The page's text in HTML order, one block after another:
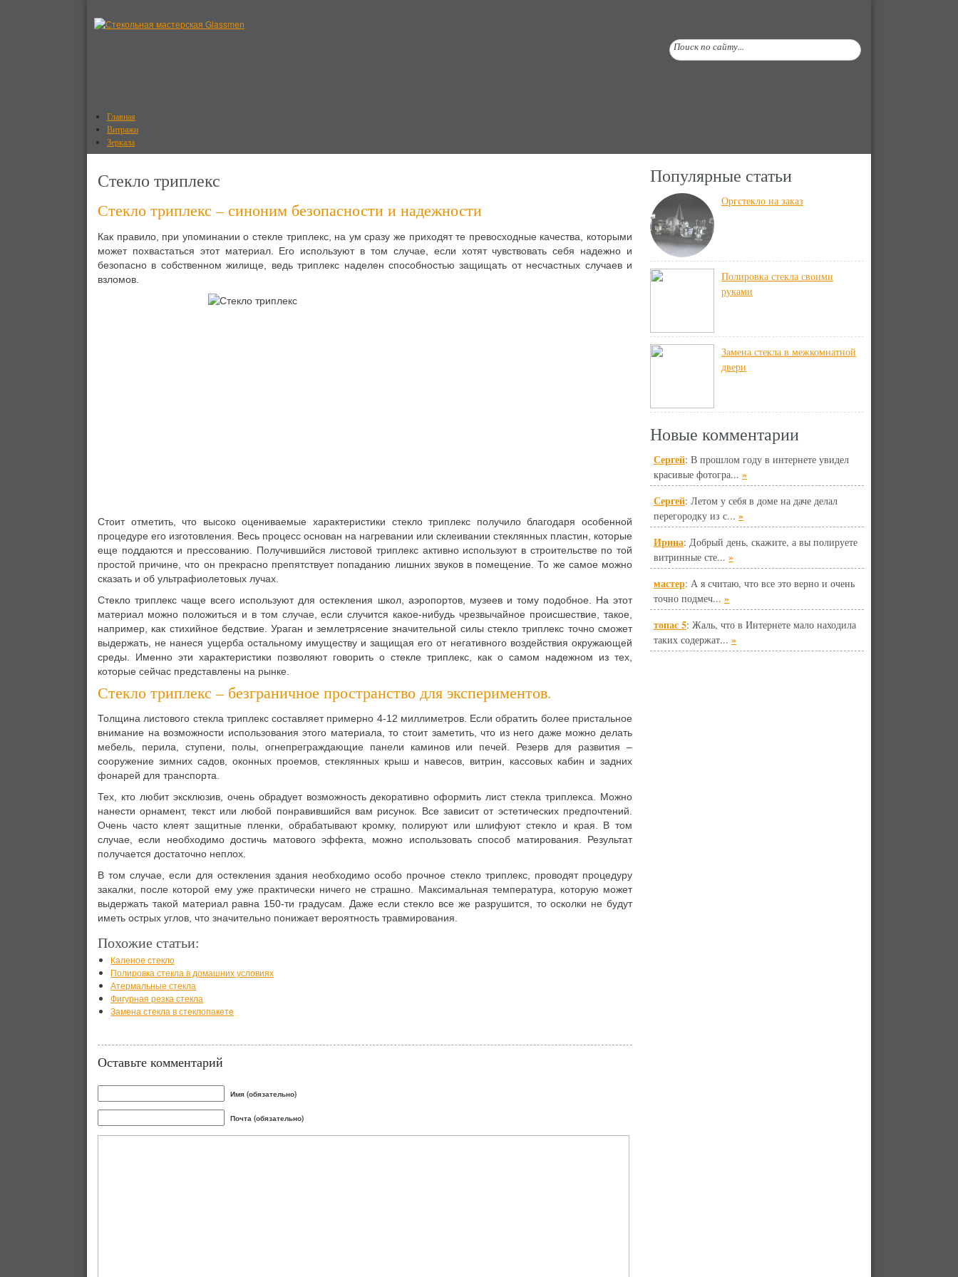
Главная
Витражи
Зеркала
Оргстекло
Стекло
Услуги
Стекло триплекс
Стекло триплекс – синоним безопасности и надежности
Как правило, при упоминании о стекле триплекс, на ум сразу же приходят те превосходные качества, которыми
может похвастаться этот материал. Его используют в том случае, если хотят чувствовать себя надежно и
безопасно в собственном жилище, ведь триплекс наделен способностью защищать от несчастных случаев и
взломов.
Стоит отметить, что высоко оцениваемые характеристики стекло триплекс получило благодаря особенной
процедуре его изготовления. Весь процесс основан на нагревании или склеивании стеклянных пластин, которые
еще поддаются и прессованию. Получившийся листовой триплекс активно используют в строительстве по той
простой причине, что он прекрасно препятствует попаданию лишних звуков в помещение. То же самое можно
сказать и об ультрафиолетовых лучах.
Стекло триплекс чаще всего используют для остекления школ, аэропортов, музеев и тому подобное. На этот
материал можно положиться и в том случае, если случится какое-нибудь чрезвычайное происшествие, такое,
например, как стихийное бедствие. Ураган и землетрясение значительной силы стекло триплекс точно сможет
выдержать, не нанеся ущерба остальному имуществу и защищая его от негативного воздействия окружающей
среды. Именно эти характеристики позволяют говорить о стекле триплекс, как о самом надежном из тех,
которые сейчас представлены на рынке.
Стекло триплекс – безграничное пространство для экспериментов.
Толщина листового стекла триплекс составляет примерно 4-12 миллиметров. Если обратить более пристальное
внимание на возможности использования этого материала, то стоит заметить, что из него даже можно делать
мебель, перила, ступени, полы, огнепреграждающие панели каминов или печей. Резерв для развития –
сооружение зимних садов, оконных проемов, стеклянных крыш и навесов, витрин, кассовых кабин и задних
фонарей для транспорта.
Тех, кто любит эксклюзив, очень обрадует возможность декоративно оформить лист стекла триплекса. Можно
нанести орнамент, текст или любой понравившийся вам рисунок. Все зависит от эстетических предпочтений.
Очень часто клеят защитные пленки, обрабатывают кромку, полируют или шлифуют стекло и края. В том
случае, если необходимо достичь матового эффекта, можно использовать способ матирования. Результат
получается достаточно неплох.
В том случае, если для остекления здания необходимо особо прочное стекло триплекс, проводят процедуру
закалки, после которой ему уже практически ничего не страшно. Максимальная температура, которую может
выдержать такой материал равна 150-ти градусам. Даже если стекло все же разрушится, то осколки не будут
иметь острых углов, что значительно понижает вероятность травмирования.
Похожие статьи:
Каленое стекло
Полировка стекла в домашних условиях
Атермальные стекла
Фигурная резка стекла
Замена стекла в стеклопакете
Оставьте комментарий
Имя (обязательно)
Почта (обязательно)
Популярные статьи
Оргстекло на заказ
Полировка стекла своими
руками
Замена стекла в межкомнатной
двери
Новые комментарии
Сергей: В прошлом году в интернете увидел
красивые фотогра... »
Сергей: Летом у себя в доме на даче делал
перегородку из с... »
Ирина: Добрый день, скажите, а вы полируете
витринные сте... »
мастер: А я считаю, что все это верно и очень
точно подмеч... »
топас 5: Жаль, что в Интернете мало находила
таких содержат... »